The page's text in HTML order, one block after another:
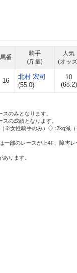
馬番
騎手
(斤量)
人気
(オッ
16
北村 宏司
(55.0)
10
(68.2)
のみとなります。
の成績となります。
※女性騎手のみ）
:2kg減
部のレースが上4F、障害
ります。